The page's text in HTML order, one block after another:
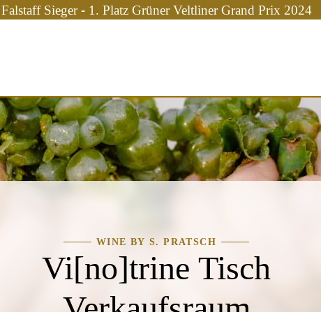
Falstaff Sieger - 1. Platz Grüner Veltliner Grand Prix 2024
WINE BY S. PRATSCH
Vi[no]trine Tisch